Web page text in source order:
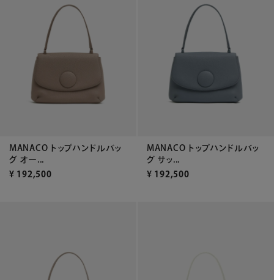
MANACO トップハンドルバッ
グ オー...
¥ 192,500
MANACO トップハンドルバッ
グ サッ...
¥ 192,500